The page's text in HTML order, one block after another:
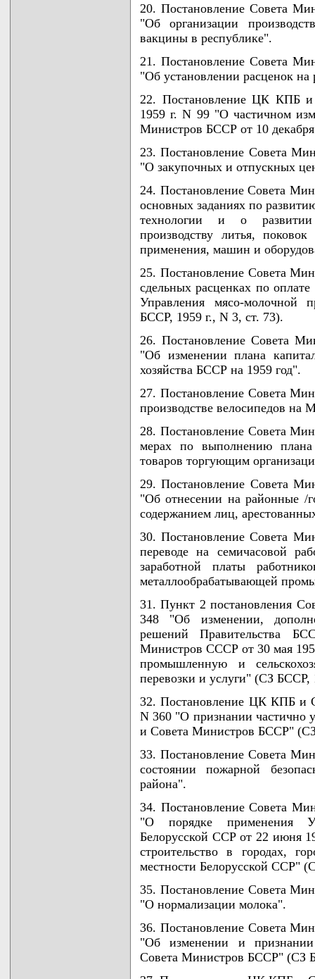
20. Постановление Совета
"Об организации
вакцины в республике".
21. Постановление Совета
"Об установлении расценок
22. Постановление ЦК КПБ
1959 г. N 99 "О частичном
Министров БССР от 10
23. Постановление Совета
"О закупочных и отпускных
24. Постановление Совета
основных заданиях по
технологии и о
производству литья,
применения, машин и
25. Постановление Совета
сдельных расценках по
Управления мясо-молочной
БССР, 1959 г., N 3, ст. 73).
26. Постановление Совета
"Об изменении плана
хозяйства БССР на 1959 год".
27. Постановление Совета
производстве велосипедов на
28. Постановление Совета
мерах по выполнению плана
товаров торгующим
29. Постановление Совета
"Об отнесении на районные /
содержанием лиц,
30. Постановление Совета
переводе на семичасовой
заработной платы
металлообрабатывающей
31. Пункт 2 постановления
348 "Об изменении,
решений Правительства
Министров СССР от 30 мая
промышленную и
перевозки и услуги" (СЗ БССР,
32. Постановление ЦК КПБ и
N 360 "О признании
и Совета Министров БССР"
33. Постановление Совета
состоянии пожарной
района".
34. Постановление Совета
"О порядке применения
Белорусской ССР от 22 июня
строительство в городах,
местности Белорусской ССР"
35. Постановление Совета
"О нормализации молока".
36. Постановление Совета
"Об изменении и
Совета Министров БССР" (СЗ